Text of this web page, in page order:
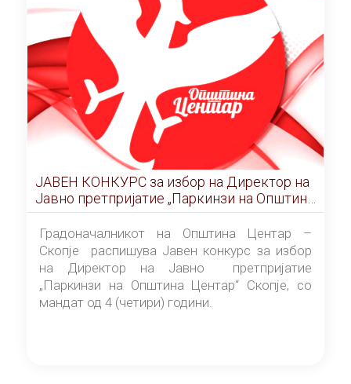
Договорот за закуп со најповолниот
понудувач.
ЈАВЕН КОНКУРС за избор на Директор на
Јавно претпријатие „Паркинзи на Општина
Центар“ – Скопје
Градоначалникот на Општина Центар –
Скопје распишува Јавен конкурс за избор
на Директор на Јавно претпријатие
„Паркинзи на Општина Центар“ Скопје, со
мандат од 4 (четири) години.